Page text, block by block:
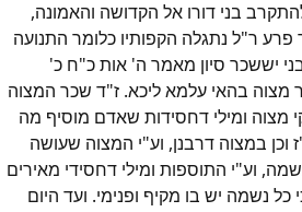
בני דורו אל הקדושה והאמונה,
ר"ל נתגלה הקפותיו כלומר התנועה
יששכר סיון מאמר ה' אות כ"ח כ'
בהאי עלמא ליכא. ז"ד שכר המצוה
מצוה ומילי דחסידות שאדם מוסיף מה
וכן במצוה דרבנן, וע"י המצוה שעושה
וע"י התוספות ומילי דחסידי מאירים
נשמה יש בו מקיף ופנימי. ועד היום